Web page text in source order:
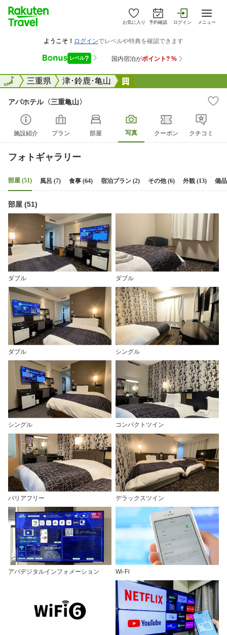
お気に入り 予約確認 ログイン メニュー
全国三重県 津･鈴鹿･亀山
全国
アパホテル〈三重亀山〉
施設紹介 プラン 部屋 写真 クーポン クチコミ
フォトギャラリー
部屋 (51) 風呂 (7) 食事 (64) 宿泊プラン (2) その他 (6) 外観 (13) 備
部屋 (51)
ダブル ダブル
ダブル シングル
シングル コンパクトツイン
バリアフリー デラックスツイン
アパデジタルインフォメーション Wi-Fi